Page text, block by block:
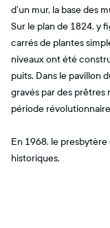
d’un mur, la base des
Sur le plan de 1824, y
carrés de plantes
niveaux ont été
puits. Dans le pavillon
gravés par des prêtres
période
En 1968, le
historiques.